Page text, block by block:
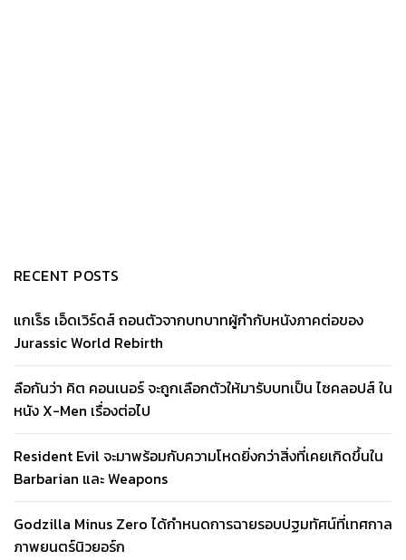
RECENT POSTS
แกเร็ธ เอ็ดเวิร์ดส์ ถอนตัวจากบทบาทผู้กำกับหนังภาคต่อของ
Jurassic World Rebirth
ลือกันว่า คิต คอนเนอร์ จะถูกเลือกตัวให้มารับบทเป็น ไซคลอปส์ ใน
หนัง X-Men เรื่องต่อไป
Resident Evil จะมาพร้อมกับความโหดยิ่งกว่าสิ่งที่เคยเกิดขึ้นใน
Barbarian และ Weapons
Godzilla Minus Zero ได้กำหนดการฉายรอบปฐมทัศน์ที่เทศกาล
ภาพยนตร์นิวยอร์ก